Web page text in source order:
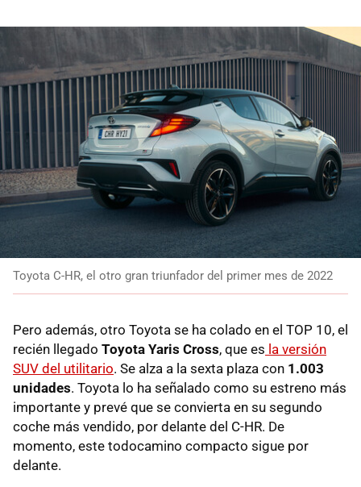
Toyota C-HR, el otro gran triunfador del primer mes de 2022
Pero además, otro Toyota se ha colado en el TOP 10, el
recién llegado Toyota Yaris Cross, que es la versión
SUV del utilitario. Se alza a la sexta plaza con 1.003
unidades. Toyota lo ha señalado como su estreno más
importante y prevé que se convierta en su segundo
coche más vendido, por delante del C-HR. De
momento, este todocamino compacto sigue por
delante.